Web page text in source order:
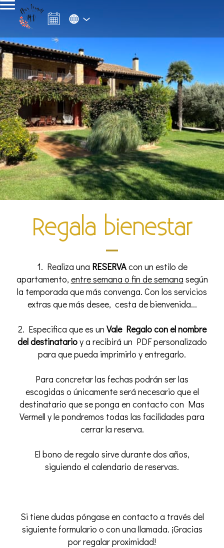
Vale regalo
Regala bienestar
1. Realiza una RESERVAcon un estilo de
apartamento, entre semana o fin de semana según
la temporada que más convenga. Con los servicios
extras que más desee, cesta de bienvenida...
2. Especifica que es un Vale Regalo con el nombre
del destinatarioy a recibirá un PDF personalizado
para que pueda imprimirlo y entregarlo.
Para concretar las fechas podrán ser las
escogidas o únicamente será necesario que el
destinatario que se ponga en contacto con Mas
Vermell y le pondremos todas las facilidades para
cerrar la reserva.
El bono de regalo sirve durante dos años,
siguiendo el calendario de reservas.
Si tiene dudas póngase en contacto a través del
siguiente formulario o con una llamada. ¡Gracias
por regalar proximidad!